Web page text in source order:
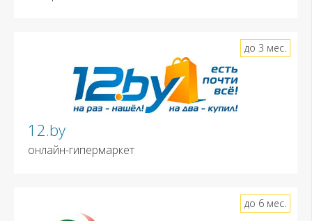
12.by
онлайн-гипермаркет
до 3 мес.
до 6 мес.